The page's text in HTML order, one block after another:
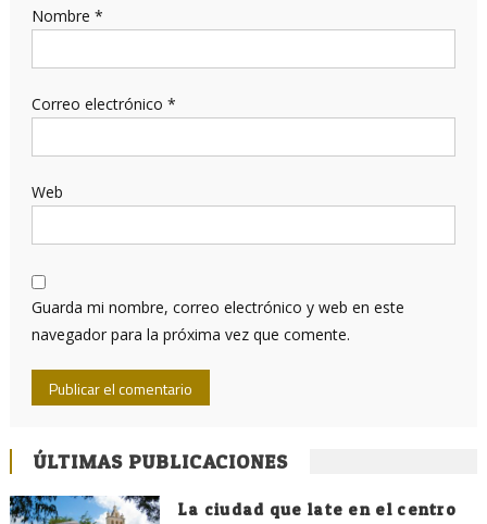
Nombre *
Correo electrónico *
Web
Guarda mi nombre, correo electrónico y web en este
navegador para la próxima vez que comente.
ÚLTIMAS PUBLICACIONES
La ciudad que late en el centro